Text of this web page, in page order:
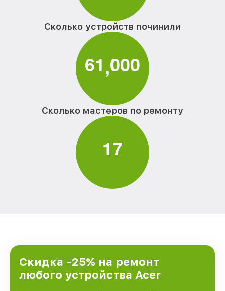
Сколько устройств починили
61,000
Сколько мастеров по ремонту
17
Скидка -25% на ремонт
любого устройства Acer